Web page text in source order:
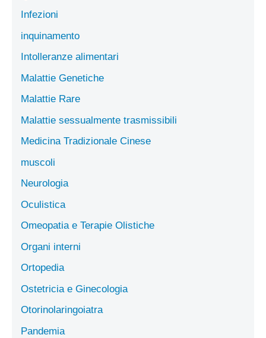
Infezioni
inquinamento
Intolleranze alimentari
Malattie Genetiche
Malattie Rare
Malattie sessualmente trasmissibili
Medicina Tradizionale Cinese
muscoli
Neurologia
Oculistica
Omeopatia e Terapie Olistiche
Organi interni
Ortopedia
Ostetricia e Ginecologia
Otorinolaringoiatra
Pandemia